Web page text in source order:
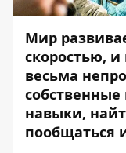
Мир
скоростью,
весьма
навыки,
пообщаться